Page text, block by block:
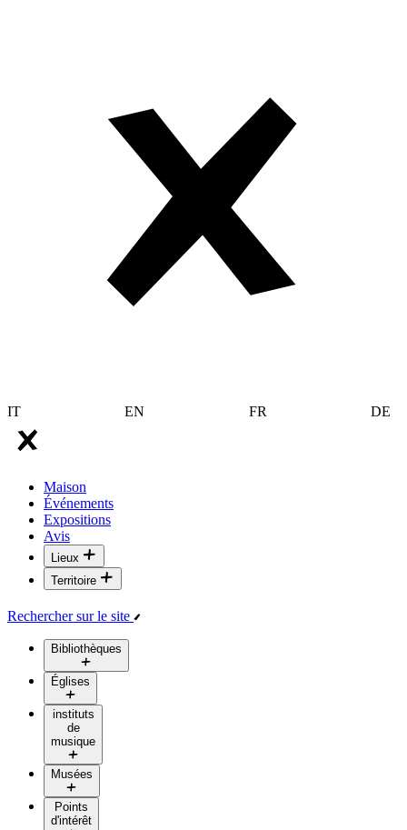
IT EN FR DE
Maison
Événements
Expositions
Avis
Lieux
Territoire
Rechercher sur le site
Bibliothèques
Églises
instituts
de
musique
Musées
Points
d'intérêt